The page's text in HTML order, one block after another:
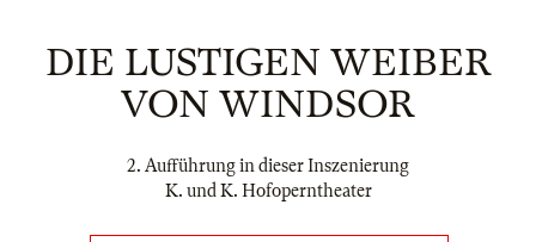
DIE LUSTIGEN WEIBER
VON WINDSOR
2. Aufführung in dieser Inszenierung
K. und K. Hofoperntheater